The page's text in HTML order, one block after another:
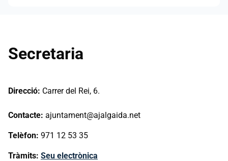
Secretaria
Direcció: Carrer del Rei, 6.
Contacte: ajuntament@ajalgaida.net
Telèfon: 971 12 53 35
Tràmits: Seu electrònica